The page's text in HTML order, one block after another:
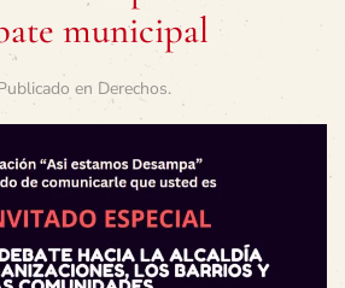
municipal
en Derechos.